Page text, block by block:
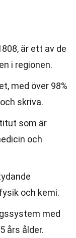
är ett av de
i regionen.
med över 98%
skriva.
som är
och
och kemi.
med
års ålder.